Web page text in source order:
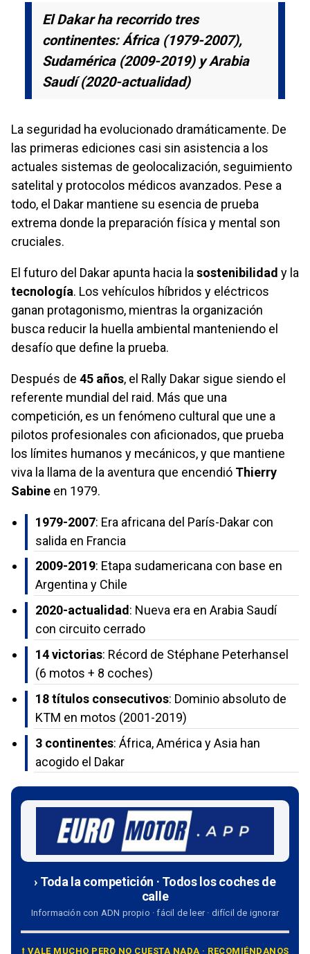
El Dakar ha recorrido tres
continentes: África (1979-2007),
Sudamérica (2009-2019) y Arabia
Saudí (2020-actualidad)
La seguridad ha evolucionado dramáticamente. De
las primeras ediciones casi sin asistencia a los
actuales sistemas de geolocalización, seguimiento
satelital y protocolos médicos avanzados. Pese a
todo, el Dakar mantiene su esencia de prueba
extrema donde la preparación física y mental son
cruciales.
El futuro del Dakar apunta hacia la sostenibilidad y la
tecnología. Los vehículos híbridos y eléctricos
ganan protagonismo, mientras la organización
busca reducir la huella ambiental manteniendo el
desafío que define la prueba.
Después de 45 años, el Rally Dakar sigue siendo el
referente mundial del raid. Más que una
competición, es un fenómeno cultural que une a
pilotos profesionales con aficionados, que prueba
los límites humanos y mecánicos, y que mantiene
viva la llama de la aventura que encendió Thierry
Sabine en 1979.
1979-2007: Era africana del París-Dakar con
salida en Francia
2009-2019: Etapa sudamericana con base en
Argentina y Chile
2020-actualidad : Nueva era en Arabia Saudí
con circuito cerrado
14 victorias: Récord de Stéphane Peterhansel
(6 motos + 8 coches)
18 títulos consecutivos: Dominio absoluto de
KTM en motos (2001-2019)
3 continentes: África, América y Asia han
acogido el Dakar
› Toda la competición · Todos los coches de
calle
Información con ADN propio · fácil de leer · difícil de ignorar
⭡ VALE MUCHO PERO NO CUESTA NADA · RECOMIÉNDANOS